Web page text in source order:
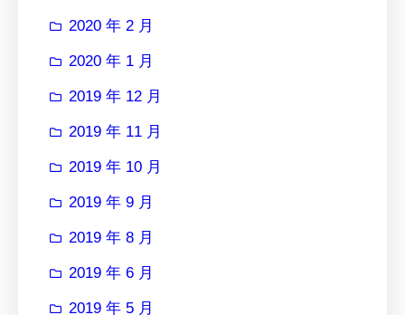
2020 年 2 月
2020 年 1 月
2019 年 12 月
2019 年 11 月
2019 年 10 月
2019 年 9 月
2019 年 8 月
2019 年 6 月
2019 年 5 月